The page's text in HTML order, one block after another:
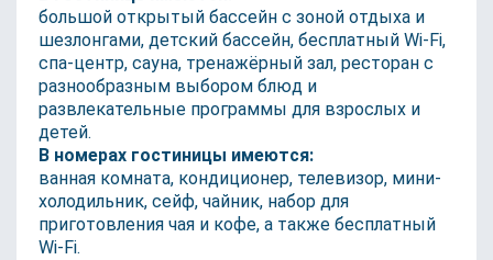
большой открытый бассейн с зоной отдыха и
шезлонгами, детский бассейн, бесплатный Wi-Fi,
спа-центр, сауна, тренажёрный зал, ресторан с
разнообразным выбором блюд и
развлекательные программы для взрослых и
детей.
В номерах гостиницы имеются:
ванная комната, кондиционер, телевизор, мини-
холодильник, сейф, чайник, набор для
приготовления чая и кофе, а также бесплатный
Wi-Fi.